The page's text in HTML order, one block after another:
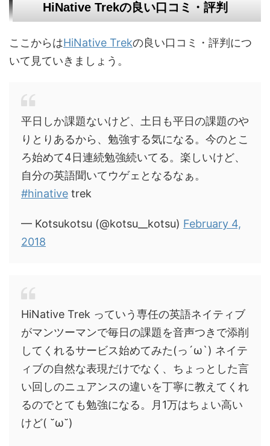
HiNative Trekの良い口コミ・評判
ここからはHiNative Trekの良い口コミ・評判につ
いて見ていきましょう。
平日しか課題ないけど、土日も平日の課題のや
りとりあるから、勉強する気になる。今のとこ
ろ始めて4日連続勉強続いてる。楽しいけど、
自分の英語聞いてウゲェとなるなぁ。
#hinative trek
— Kotsukotsu (@kotsu__kotsu) February 4,
2018
HiNative Trek っていう専任の英語ネイティブ
がマンツーマンで毎日の課題を音声つきで添削
してくれるサービス始めてみた(っ´ω`) ネイテ
ィブの自然な表現だけでなく、ちょっとした言
い回しのニュアンスの違いを丁寧に教えてくれ
るのでとても勉強になる。月1万はちょい高い
けど( ˘ω˘)